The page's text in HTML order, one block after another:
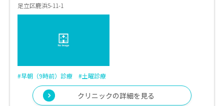
足立区鹿浜5-11-1
#早朝（9時前）診療 #土曜診療
クリニックの詳細を見る